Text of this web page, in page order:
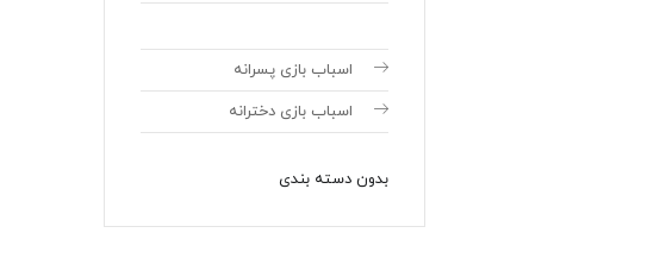
اسباب بازی پسرانه
اسباب بازی دخترانه
بدون دسته بندی